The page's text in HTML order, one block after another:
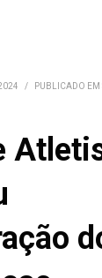
/ PUBLICADO EM